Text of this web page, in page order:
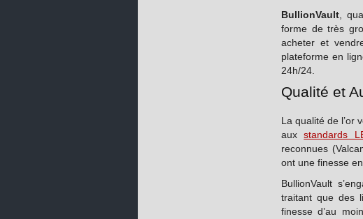
BullionVault ,
forme de très
acheter et
plateforme en
24h/24.
Qualité et
La qualité de l’or
auxstandards
reconnues
ont une finesse
BullionVault
traitant que des
finesse d’au